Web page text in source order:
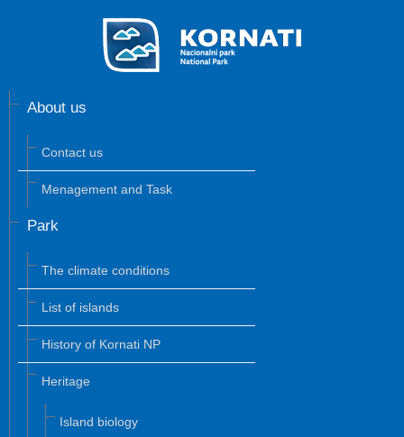
About us
Contact us
Menagement and Task
Park
The climate conditions
List of islands
History of Kornati NP
Heritage
Island biology